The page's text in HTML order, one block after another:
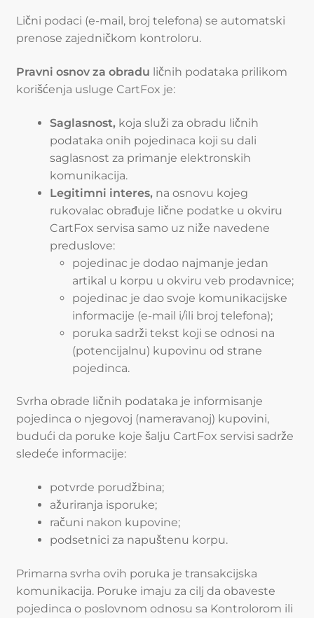
Lični podaci (e-mail, broj telefona) se automatski
prenose zajedničkom kontroloru.
Pravni osnov za obradu ličnih podataka prilikom
korišćenja usluge CartFox je:
Saglasnost,koja služi za obradu ličnih
podataka onih pojedinaca koji su dali
saglasnost za primanje elektronskih
komunikacija.
Legitimni interes,na osnovu kojeg
rukovalac obrađuje lične podatke u okviru
CartFox servisa samo uz niže navedene
preduslove:
pojedinac je dodao najmanje jedan
artikal u korpu u okviru veb prodavnice;
pojedinac je dao svoje komunikacijske
informacije (e-mail i/ili broj telefona);
poruka sadrži tekst koji se odnosi na
(potencijalnu) kupovinu od strane
pojedinca.
Svrha obrade ličnih podataka je informisanje
pojedinca o njegovoj (nameravanoj) kupovini,
budući da poruke koje šalju CartFox servisi sadrže
sledeće informacije:
potvrde porudžbina;
ažuriranja isporuke;
računi nakon kupovine;
podsetnici za napuštenu korpu.
Primarna svrha ovih poruka je transakcijska
komunikacija. Poruke imaju za cilj da obaveste
pojedinca o poslovnom odnosu sa Kontrolorom ili